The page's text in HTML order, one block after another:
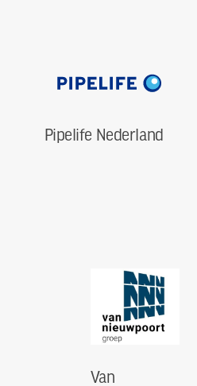
Pipelife Nederland
Van